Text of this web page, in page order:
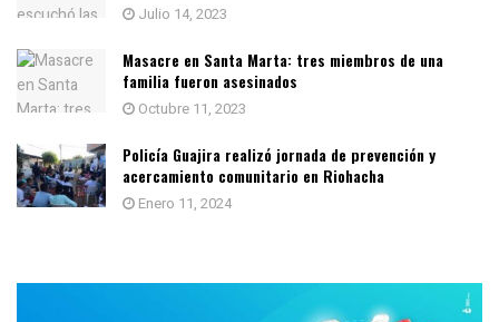
Julio 14, 2023
Masacre en Santa Marta: tres miembros de una
familia fueron asesinados
Octubre 11, 2023
Policía Guajira realizó jornada de prevención y
acercamiento comunitario en Riohacha
Enero 11, 2024